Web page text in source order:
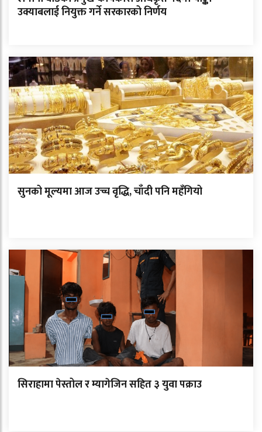
उक्याबलाई नियुक्त गर्ने सरकारको निर्णय
सुनको मूल्यमा आज उच्च वृद्धि, चाँदी पनि महँगियो
सिराहामा पेस्तोल र म्यागेजिन सहित ३ युवा पक्राउ